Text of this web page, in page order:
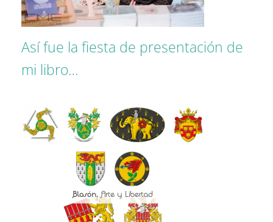
Así fue la fiesta de presentación de
mi libro…